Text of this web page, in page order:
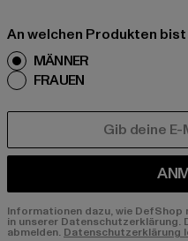
An welchen Produkten
MÄNNER
FRAUEN
Informationen dazu, wie
in unserer
abmelden. Datenschutzerklärung